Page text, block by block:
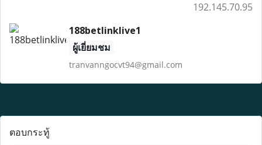
192.145.70.95
188betlinklive1
ผู้เยี่ยมชม
tranvanngocvt94@gmail.com
ตอบกระทู้